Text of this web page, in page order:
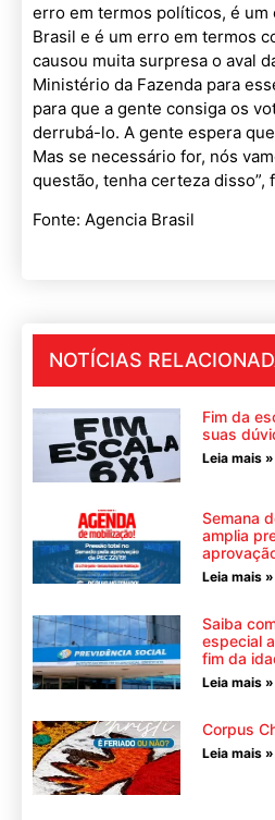
erro em termos políticos, é um
Brasil e é um erro em termos
causou muita surpresa o aval
Ministério da Fazenda para
para que a gente consiga os
derrubá-lo. A gente espera
Mas se necessário for, nós
questão, tenha certeza disso”,
Fonte: Agencia Brasil
NOTÍCIAS
Fim da
suas
Leia mais »
Semana
amplia
Leia mais »
Saiba
especial
fim da
Leia mais »
Corpus
Leia mais »